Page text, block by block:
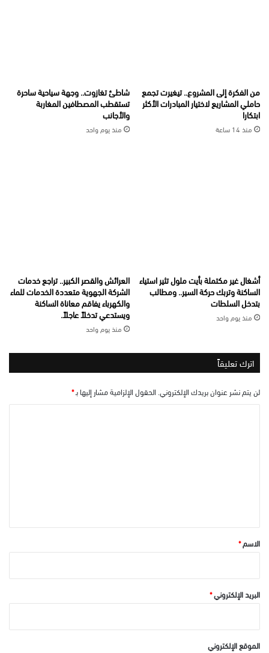
من الفكرة إلى المشروع.. تيغيرت تجمع
حاملي المشاريع لاختيار المبادرات الأكثر
ابتكارا
منذ 14 ساعة
شاطئ تغازوت.. وجهة سياحية ساحرة
تستقطب المصطافين المغاربة
والأجانب
منذ يوم واحد
أشغال غير مكتملة بأيت ملول تثير استياء
الساكنة وتربك حركة السير.. ومطالب
بتدخل السلطات
منذ يوم واحد
العرائش والقصر الكبير.. تراجع خدمات
الشركة الجهوية متعددة الخدمات للماء
والكهرباء يفاقم معاناة الساكنة
ويستدعي تدخلاً عاجلاً.
منذ يوم واحد
اترك تعليقاً
لن يتم نشر عنوان بريدك الإلكتروني. الحقول الإلزامية مشار إليها بـ*
*الاسم*
البريد الإلكتروني*
الموقع الإلكتروني